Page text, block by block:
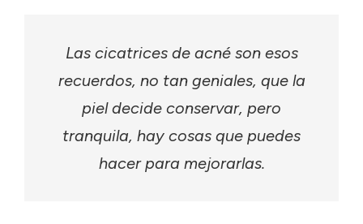
Las cicatrices de acné son esos
recuerdos, no tan geniales, que la
piel decide conservar, pero
tranquila, hay cosas que puedes
hacer para mejorarlas.